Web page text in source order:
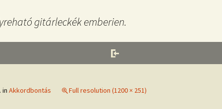
gitárleckék emberien.
in Akkordbontás Full resolution (1200 × 251)